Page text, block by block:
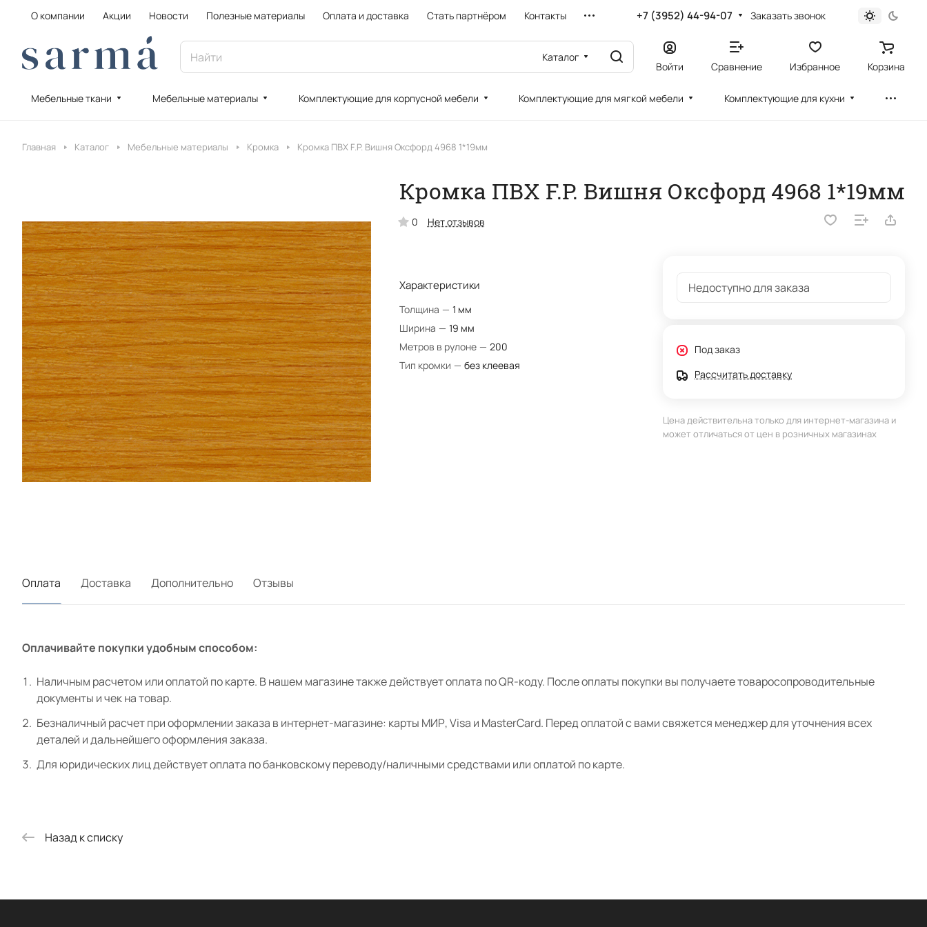
О компании Акции Новости Полезные материалы Оплата и доставка Стать партнёром Контакты +7 (3952) 44-94-07 Заказать звонок
Каталог
Войти Сравнение Избранное Корзина
Мебельные ткани Мебельные материалы Комплектующие для корпусной мебели Комплектующие для мягкой мебели Комплектующие для кухни
Главная Каталог Мебельные материалы Кромка Кромка ПВХ F.P. Вишня Оксфорд 4968 1*19мм
Кромка ПВХ F.P. Вишня Оксфорд 4968 1*19мм
0 Нет отзывов
Характеристики
Толщина — 1 мм
Ширина — 19 мм
Метров в рулоне — 200
Тип кромки — без клеевая
Недоступно для заказа
Под заказ
Рассчитать доставку
Цена действительна только для интернет-магазина и
может отличаться от цен в розничных магазинах
Оплата Доставка Дополнительно Отзывы
Оплачивайте покупки удобным способом:
Наличным расчетом или оплатой по карте. В нашем магазине также действует оплата по QR-коду. После оплаты покупки вы получаете товаросопроводительные
документы и чек на товар.
Безналичный расчет при оформлении заказа в интернет-магазине: карты МИР, Visa и MasterCard. Перед оплатой с вами свяжется менеджер для уточнения всех
деталей и дальнейшего оформления заказа.
Для юридических лиц действует оплата по банковскому переводу/наличными средствами или оплатой по карте.
Назад к списку